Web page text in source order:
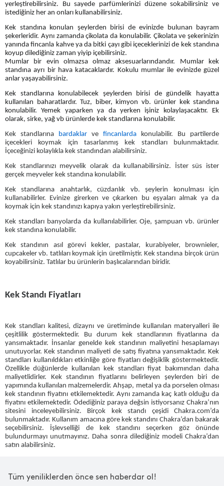
yerleştirebilirsiniz. Bu sayede parfümlerinizi düzene sokabilirsiniz ve
istediğiniz her an onları kullanabilirsiniz.
Kek standına konulan şeylerden birisi de evinizde bulunan bayram
şekerleridir. Aynı zamanda çikolata da konulabilir. Çikolata ve şekerinizin
yanında fincanla kahve ya da bitki çayı gibi içeceklerinizi de kek standına
koyup dilediğiniz zaman yiyip içebilirsiniz.
Mumlar bir evin olmazsa olmaz aksesuarlarındandır. Mumlar kek
standına ayrı bir hava katacaklardır. Kokulu mumlar ile evinizde güzel
anlar yaşayabilirsiniz.
Kek standlarına konulabilecek şeylerden birisi de gündelik hayatta
kullanılan baharatlardır. Tuz, biber, kimyon vb. ürünler kek standına
konulabilir. Yemek yaparken ya da yerken işiniz kolaylaşacaktır. Ek
olarak, sirke, yağ vb ürünlerde kek standlarına konulabilir.
Kek standlarına bardaklar ve fincanlarda konulabilir. Bu partilerde
içecekleri koymak için tasarlanmış kek standları bulunmaktadır.
İçeceğinizi kolaylıkla kek standından alabilirsiniz.
Kek standlarınızı meyvelik olarak da kullanabilirsiniz. İster süs ister
gerçek meyveler kek standına konulabilir.
Kek standlarına anahtarlık, cüzdanlık vb. şeylerin konulması için
kullanabilirler. Evinize girerken ve çıkarken bu eşyaları almak ya da
koymak için kek standınızı kapıya yakın yerleştirebilirsiniz.
Kek standları banyolarda da kullanılabilirler. Oje, şampuan vb. ürünler
kek standına konulabilir.
Kek standının asıl görevi kekler, pastalar, kurabiyeler, brownieler,
cupcakeler vb. tatlıları koymak için üretilmiştir. Kek standına birçok ürün
koyabilirsiniz. Tatlılar bu ürünlerin başlıcalarından biridir.
Kek Standı Fiyatları
Kek standları kalitesi, dizaynı ve üretiminde kullanılan materyalleri ile
çeşitlilik göstermektedir. Bu durum kek standlarının fiyatlarına da
yansımaktadır. İnsanlar genelde kek standının maliyetini hesaplamayı
unutuyorlar. Kek standının maliyeti de satış fiyatına yansımaktadır. Kek
standları kullanıldıkları etkinliğe göre fiyatları değişiklik göstermektedir.
Özellikle düğünlerde kullanılan kek standları fiyat bakımından daha
maliyetlidirler. Kek standının fiyatlarını belirleyen şeylerden biri de
yapımında kullanılan malzemelerdir. Ahşap, metal ya da porselen olması
kek standının fiyatını etkilemektedir. Aynı zamanda kaç katlı olduğu da
fiyatını etkilemektedir. Ödediğiniz paraya değsin istiyorsanız Chakra’nın
sitesini inceleyebilirsiniz. Birçok kek standı çeşidi Chakra.com’da
bulunmaktadır. Kullanım amacına göre kek standını Chakra’dan bakarak
seçebilirsiniz. İşlevselliği de kek standını seçerken göz önünde
bulundurmayı unutmayınız. Daha sonra dilediğiniz modeli Chakra’dan
satın alabilirsiniz.
Tüm yeniliklerden önce sen haberdar ol!